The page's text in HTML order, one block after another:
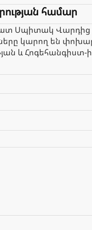
համար
Սպիտակ Վարդից
կարող են
և Հոգեհանգիստ-ի